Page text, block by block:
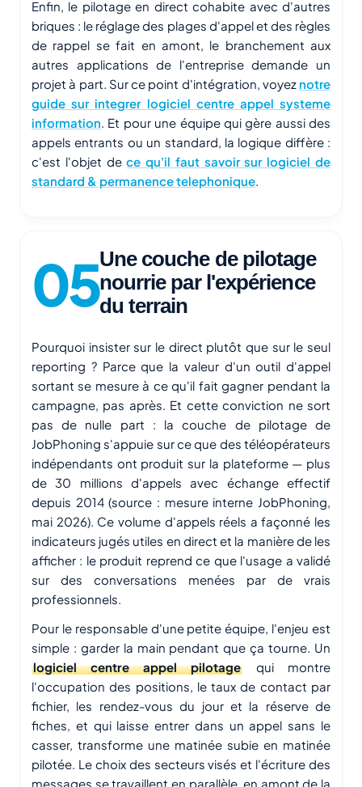
Enfin, le pilotage en direct cohabite avec d'autres
briques : le réglage des plages d'appel et des règles
de rappel se fait en amont, le branchement aux
autres applications de l'entreprise demande un
projet à part. Sur ce point d'intégration, voyez notre
guide sur integrer logiciel centre appel systeme
information. Et pour une équipe qui gère aussi des
appels entrants ou un standard, la logique diffère :
c'est l'objet dece qu'il faut savoir sur logiciel de
standard & permanence telephonique.
Une couche de pilotage
nourrie par l'expérience
du terrain
Pourquoi insister sur le direct plutôt que sur le seul
reporting ? Parce que la valeur d'un outil d'appel
sortant se mesure à ce qu'il fait gagner pendant la
campagne, pas après. Et cette conviction ne sort
pas de nulle part : la couche de pilotage de
JobPhoning s'appuie sur ce que des téléopérateurs
indépendants ont produit sur la plateforme — plus
de 30 millions d'appels avec échange effectif
depuis 2014 (source : mesure interne JobPhoning,
mai 2026). Ce volume d'appels réels a façonné les
indicateurs jugés utiles en direct et la manière de les
afficher : le produit reprend ce que l'usage a validé
sur des conversations menées par de vrais
professionnels.
Pour le responsable d'une petite équipe, l'enjeu est
simple : garder la main pendant que ça tourne. Un
logiciel centre appel pilotagequi montre
l'occupation des positions, le taux de contact par
fichier, les rendez-vous du jour et la réserve de
fiches, et qui laisse entrer dans un appel sans le
casser, transforme une matinée subie en matinée
pilotée. Le choix des secteurs visés et l'écriture des
messages se travaillent en parallèle, en amont de la